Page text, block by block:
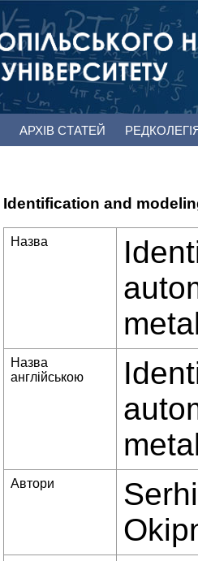
АРХІВ СТАТЕЙ
Identification and
Назва
Назва
англійською
Автори